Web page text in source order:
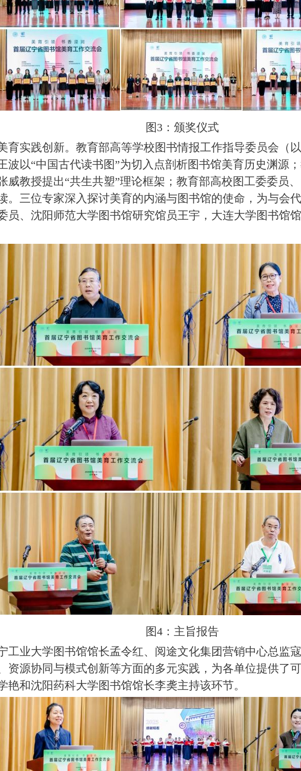
图3：颁奖仪式
育实践创新。教育部高等学校图书情报工作指导委员会（
波以“中国古代读书图”为切入点剖析图书馆美育历史渊源
威教授提出“共生共塑”理论框架；教育部高校图工委委员
。三位专家深入探讨美育的内涵与图书馆的使命，为与会
员、沈阳师范大学图书馆研究馆员王宇，大连大学图书馆
图4：主旨报告
工业大学图书馆馆长孟令红、阅途文化集团营销中心总监
资源协同与模式创新等方面的多元实践，为各单位提供了
艳和沈阳药科大学图书馆馆长李䶮主持该环节。